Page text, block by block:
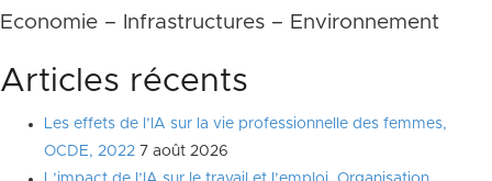
Economie – Infrastructures – Environnement
Articles récents
Les effets de l’IA sur la vie professionnelle des femmes,
OCDE, 2022 7 août 2026